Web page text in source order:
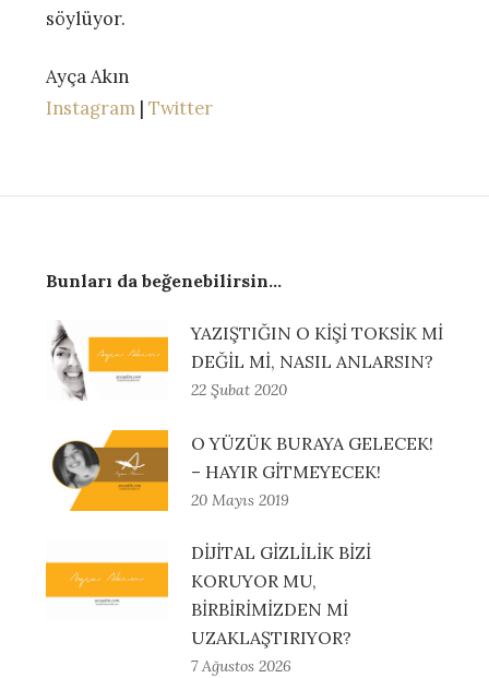
söylüyor.
Ayça Akın
Instagram | Twitter
Bunları da beğenebilirsin...
YAZIŞTIĞIN O KİŞİ TOKSİK Mİ
DEĞİL Mİ, NASIL ANLARSIN?
22 Şubat 2020
O YÜZÜK BURAYA GELECEK!
– HAYIR GİTMEYECEK!
20 Mayıs 2019
DİJİTAL GİZLİLİK BİZİ
KORUYOR MU,
BİRBİRİMİZDEN Mİ
UZAKLAŞTIRIYOR?
7 Ağustos 2026